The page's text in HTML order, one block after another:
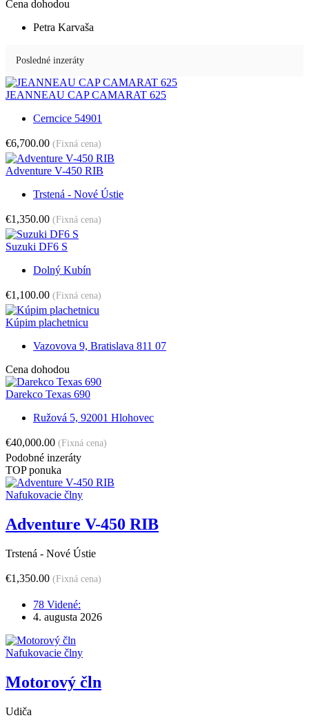
Cena dohodou
Petra Karvaša
Posledné inzeráty
JEANNEAU CAP CAMARAT 625
Cerncice 54901
€6,700.00 (Fixná cena)
Adventure V-450 RIB
Trstená - Nové Ústie
€1,350.00 (Fixná cena)
Suzuki DF6 S
Dolný Kubín
€1,100.00 (Fixná cena)
Kúpim plachetnicu
Vazovova 9, Bratislava 811 07
Cena dohodou
Darekco Texas 690
Ružová 5, 92001 Hlohovec
€40,000.00 (Fixná cena)
Podobné inzeráty
TOP ponuka
Nafukovacie člny
Adventure V-450 RIB
Trstená - Nové Ústie
€1,350.00 (Fixná cena)
78 Videné:
4. augusta 2026
Nafukovacie člny
Motorový čln
Udiča